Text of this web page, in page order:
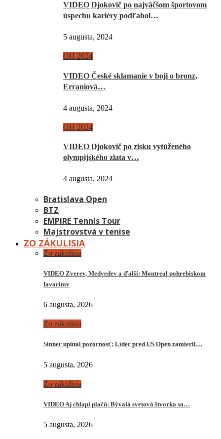
VIDEO Djokovič po najväčšom športovom
úspechu kariéry podľahol…
5 augusta, 2024
OH 2024
VIDEO České sklamanie v boji o bronz,
Erraniová…
4 augusta, 2024
OH 2024
VIDEO Djokovič po zisku vytúženého
olympijského zlata v…
4 augusta, 2024
Bratislava Open
BTZ
EMPIRE Tennis Tour
Majstrovstvá v tenise
ZO ZÁKULISIA
Zo zákulisia
VIDEO Zverev, Medvedev a ďalší: Montreal pohrebiskom
favoritov
6 augusta, 2026
Zo zákulisia
Sinner upútal pozornosť: Líder pred US Open zamieril…
5 augusta, 2026
Zo zákulisia
VIDEO Aj chlapi plačú: Bývalá svetová štvorka sa…
5 augusta, 2026